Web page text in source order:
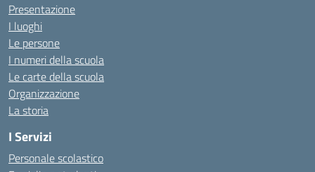
Presentazione
I luoghi
Le persone
I numeri della scuola
Le carte della scuola
Organizzazione
La storia
I Servizi
Personale scolastico